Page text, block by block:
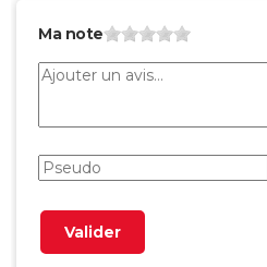
Ma note